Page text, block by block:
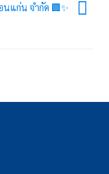
แก่น จำกัด 🏢✨